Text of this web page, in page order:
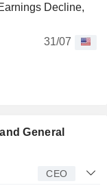
Decline,
31/07
General
CEO